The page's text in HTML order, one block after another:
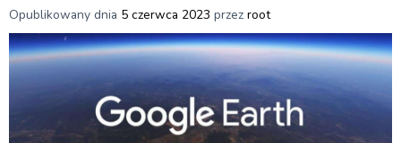
Opublikowany dnia 5 czerwca 2023 przez root